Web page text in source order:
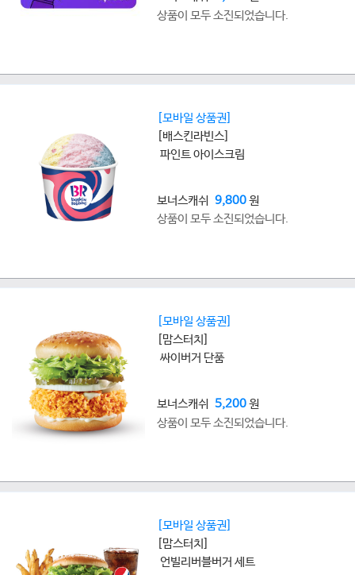
상품이 모두 소진되었습니다.
[모바일 상품권]
[배스킨라빈스]
파인트 아이스크림
보너스캐쉬 9,800원
상품이 모두 소진되었습니다.
[모바일 상품권]
[맘스터치]
싸이버거 단품
보너스캐쉬 5,200원
상품이 모두 소진되었습니다.
[모바일 상품권]
[맘스터치]
언빌리버블버거 세트